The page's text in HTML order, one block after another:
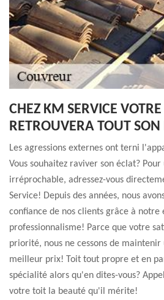
CHEZ KM SERVICE
RETROUVERA TOUT SON
Les agressions externes ont terni
Vous souhaitez raviver son éclat?
irréprochable, adressez-vous
Service! Depuis des années, nous
confiance de nos clients grâce à
professionnalisme! Parce que votre
priorité, nous ne cessons de
meilleur prix! Toit tout propre et en
spécialité alors qu'en dites-vous?
votre toit la beauté qu'il mérite!